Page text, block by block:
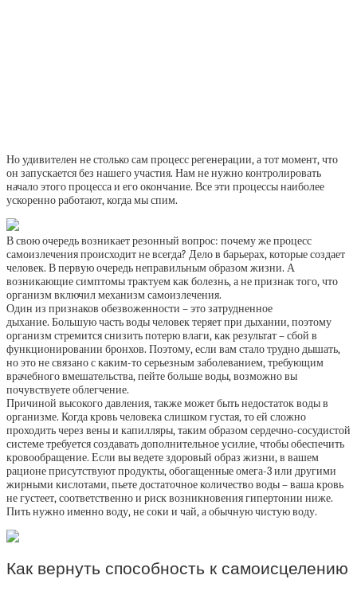
Но удивителен не столько сам процесс регенерации, а тот момент, что
он запускается без нашего участия. Нам не нужно контролировать
начало этого процесса и его окончание. Все эти процессы наиболее
ускоренно работают, когда мы спим.
В свою очередь возникает резонный вопрос: почему же процесс
самоизлечения происходит не всегда? Дело в барьерах, которые создает
человек. В первую очередь неправильным образом жизни. А
возникающие симптомы трактуем как болезнь, а не признак того, что
организм включил механизм самоизлечения.
Один из признаков обезвоженности – это затрудненное
дыхание. Большую часть воды человек теряет при дыхании, поэтому
организм стремится снизить потерю влаги, как результат – сбой в
функционировании бронхов. Поэтому, если вам стало трудно дышать,
но это не связано с каким-то серьезным заболеванием, требующим
врачебного вмешательства, пейте больше воды, возможно вы
почувствуете облегчение.
Причиной высокого давления, также может быть недостаток воды в
организме. Когда кровь человека слишком густая, то ей сложно
проходить через вены и капилляры, таким образом сердечно-сосудистой
системе требуется создавать дополнительное усилие, чтобы обеспечить
кровообращение. Если вы ведете здоровый образ жизни, в вашем
рационе присутствуют продукты, обогащенные омега-3 или другими
жирными кислотами, пьете достаточное количество воды – ваша кровь
не густеет, соответственно и риск возникновения гипертонии ниже.
Пить нужно именно воду, не соки и чай, а обычную чистую воду.
Как вернуть способность к самоисцелению